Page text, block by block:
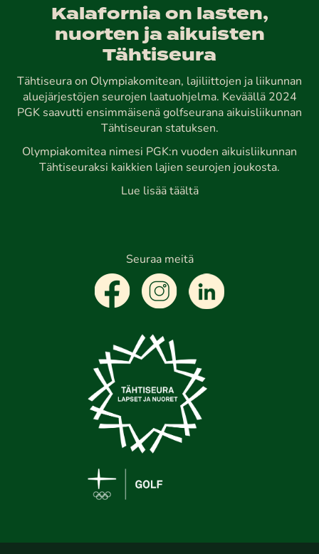
Kalafornia on lasten,
nuorten ja aikuisten
Tähtiseura
Tähtiseura on Olympiakomitean, lajiliittojen ja liikunnan
aluejärjestöjen seurojen laatuohjelma. Keväällä 2024
PGK saavutti ensimmäisenä golfseurana aikuisliikunnan
Tähtiseuran statuksen.
Olympiakomitea nimesi PGK:n vuoden aikuisliikunnan
Tähtiseuraksi kaikkien lajien seurojen joukosta.
Lue lisää täältä
Seuraa meitä